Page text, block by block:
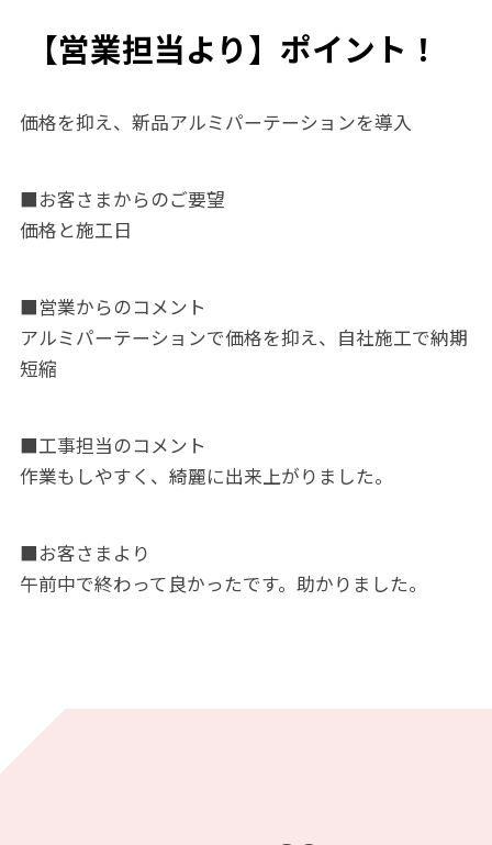
【営業担当より】ポイント！
価格を抑え、新品アルミパーテーションを導入
■お客さまからのご要望
価格と施工日
■営業からのコメント
アルミパーテーションで価格を抑え、自社施工で納期
短縮
■工事担当のコメント
作業もしやすく、綺麗に出来上がりました。
■お客さまより
午前中で終わって良かったです。助かりました。